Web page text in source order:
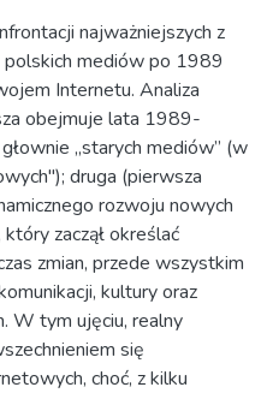
najważniejszych z
mediów po 1989
Internetu. Analiza
obejmuje lata 1989-
„starych mediów” (w
druga (pierwsza
rozwoju nowych
zaczął określać
zmian, przede wszystkim
kultury oraz
W tym ujęciu, realny
się
choć, z kilku